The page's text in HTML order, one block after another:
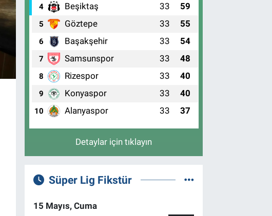
4 Beşiktaş 33 59
5 Göztepe 33 55
6 Başakşehir 33 54
7 Samsunspor 33 48
8 Rizespor 33 40
9 Konyaspor 33 40
10 Alanyaspor 33 37
Detaylar için tıklayın
Süper Lig Fikstür
15 Mayıs, Cuma